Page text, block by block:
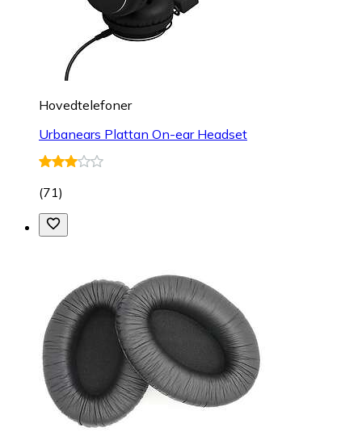
Hovedtelefoner
Urbanears Plattan On-ear Headset
(71)